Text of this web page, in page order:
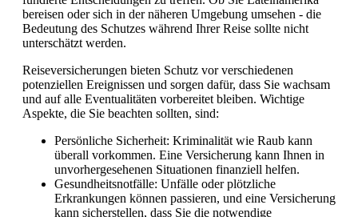
bereisen oder sich in der näheren Umgebung umsehen - die
Bedeutung des Schutzes während Ihrer Reise sollte nicht
unterschätzt werden.
Reiseversicherungen bieten Schutz vor verschiedenen
potenziellen Ereignissen und sorgen dafür, dass Sie wachsam
und auf alle Eventualitäten vorbereitet bleiben. Wichtige
Aspekte, die Sie beachten sollten, sind:
Persönliche Sicherheit: Kriminalität wie Raub kann
überall vorkommen. Eine Versicherung kann Ihnen in
unvorhergesehenen Situationen finanziell helfen.
Gesundheitsnotfälle: Unfälle oder plötzliche
Erkrankungen können passieren, und eine Versicherung
kann sicherstellen, dass Sie die notwendige